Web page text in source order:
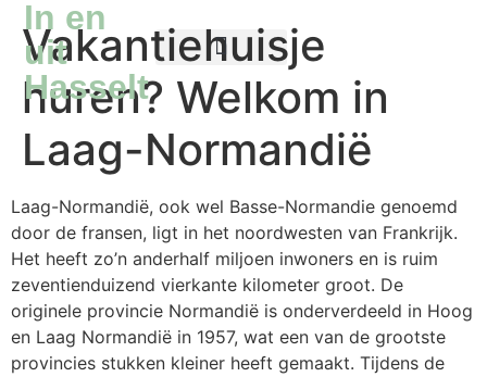
In en
uit
Hasselt
Vakantiehuisje
huren? Welkom in
Laag-Normandië
Laag-Normandië, ook wel Basse-Normandie genoemd
door de fransen, ligt in het noordwesten van Frankrijk.
Het heeft zo’n anderhalf miljoen inwoners en is ruim
zeventienduizend vierkante kilometer groot. De
originele provincie Normandië is onderverdeeld in Hoog
en Laag Normandië in 1957, wat een van de grootste
provincies stukken kleiner heeft gemaakt. Tijdens de